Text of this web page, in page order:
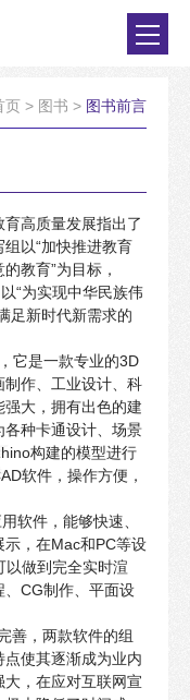
页 > 图书 > 图书前言
高质量发展指出了
以“加快推进教育
教育”为目标，
“为实现中华民族伟
足新时代新需求的
它是一款专业的3D
作、工业设计、科
大，拥有出色的建
种卡通设计、场景
构建的模型进行
软件，操作方便，
软件，能够快速、
，在Mac和PC等设
以做到完全实时渲
CG制作、平面设
善，两款软件的组
使其逐渐成为业内
大，在应对互联网宣